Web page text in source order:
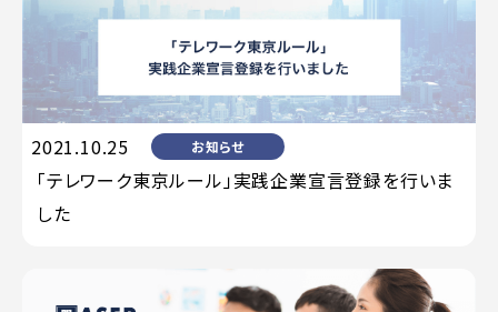
2021.10.25 お知らせ
「テレワーク東京ルール」実践企業宣言登録を行いま
した